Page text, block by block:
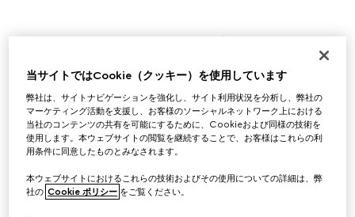
ウィメンズ
購入する
メンズ
当サイトではCookie（クッキー）を使用しています
弊社は、サイトナビゲーションを強化し、サイト利用状況を分析し、弊社の
マーケティング活動を支援し、お客様のソーシャルネットワーク上における
当社のコンテンツの共有を可能にするために、Cookieおよび同様の技術を
使用します。本ウェブサイトの閲覧を継続することで、お客様はこれらの利
用条件に同意したものとみなされます。
本ウェブサイトにおけるこれらの技術およびその使用についての詳細は、弊
社の Cookie ポリシー をご覧ください。